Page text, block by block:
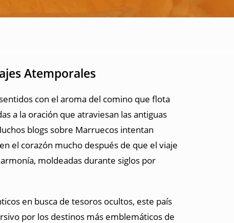
Atemporales
con el aroma del comino que flota
a la oración que atraviesan las antiguas
blogs sobre Marruecos intentan
el corazón mucho después de que el viaje
moldeadas durante siglos por
en busca de tesoros ocultos, este país
por los destinos más emblemáticos de